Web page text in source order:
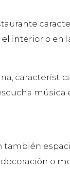
interior o en
también
o